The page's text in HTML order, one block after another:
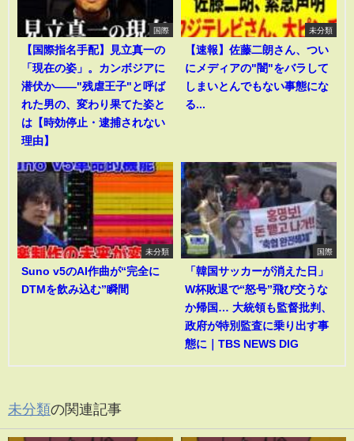
国際
【国際指名手配】見立真一の
「現在の姿」。カンボジアに
潜伏か――"残虐王子"と呼ば
れた男の、変わり果てた姿と
は【時効停止・逮捕されない
理由】
未分類
【速報】佐藤二朗さん、つい
にメディアの"闇"をバラして
しまいとんでもない事態にな
る...
未分類
Suno v5のAI作曲が“完全に
DTMを飲み込む”瞬間
国際
「韓国サッカーが消えた日」
W杯敗退で“怒号”飛び交うな
か帰国… 大統領も監督批判、
政府が特別監査に乗り出す事
態に｜TBS NEWS DIG
未分類の関連記事